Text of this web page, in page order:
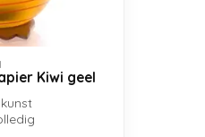
Kiwi geel